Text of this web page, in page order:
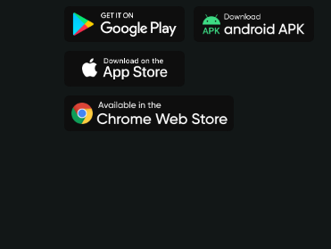
Español (Argentina)